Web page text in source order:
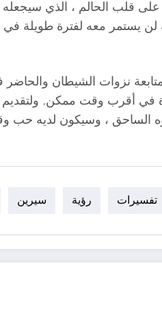
قلب الحالم ، الذي
يستمر معه لفترة طويلة في
نزوات الشيطان
أقرب وقت ممكن. ولتقديم
الساحق ، وسيكون لديه حب
تفسيرات رؤية سيرين